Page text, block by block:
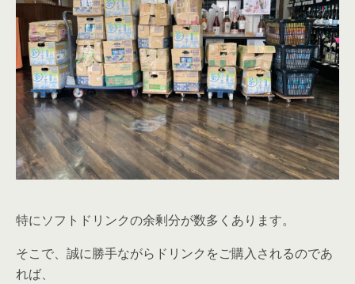
特にソフトドリンクの余剰分が数多くあります。
そこで、誠に勝手ながらドリンクをご購入されるのであ
れば、